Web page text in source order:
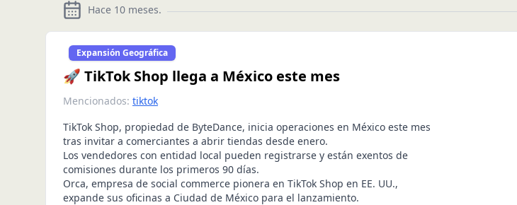
Hace 10 meses.
Expansión Geográfica
🚀 TikTok Shop llega a México este mes
Mencionados: tiktok
TikTok Shop, propiedad de ByteDance, inicia operaciones en México este mes
tras invitar a comerciantes a abrir tiendas desde enero.
Los vendedores con entidad local pueden registrarse y están exentos de
comisiones durante los primeros 90 días.
Orca, empresa de social commerce pionera en TikTok Shop en EE. UU.,
expande sus oficinas a Ciudad de México para el lanzamiento.